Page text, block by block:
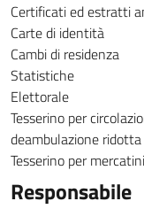
Certificati ed estratti
Carte di identità
Cambi di residenza
Statistiche
Elettorale
Tesserino per
deambulazione
Tesserino per
Responsabile